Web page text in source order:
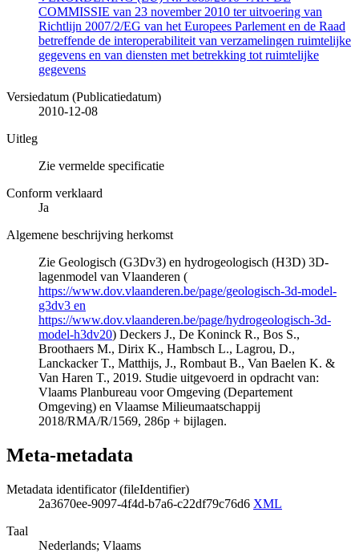
COMMISSIE van 23 november 2010 ter uitvoering van
Richtlijn 2007/2/EG van het Europees Parlement en de Raad
betreffende de interoperabiliteit van verzamelingen ruimtelijke
gegevens en van diensten met betrekking tot ruimtelijke
gegevens
Versiedatum (Publicatiedatum)
2010-12-08
Uitleg
Zie vermelde specificatie
Conform verklaard
Ja
Algemene beschrijving herkomst
Zie Geologisch (G3Dv3) en hydrogeologisch (H3D) 3D-
lagenmodel van Vlaanderen (
https://www.dov.vlaanderen.be/page/geologisch-3d-model-
g3dv3 en
https://www.dov.vlaanderen.be/page/hydrogeologisch-3d-
model-h3dv20) Deckers J., De Koninck R., Bos S.,
Broothaers M., Dirix K., Hambsch L., Lagrou, D.,
Lanckacker T., Matthijs, J., Rombaut B., Van Baelen K. &
Van Haren T., 2019. Studie uitgevoerd in opdracht van:
Vlaams Planbureau voor Omgeving (Departement
Omgeving) en Vlaamse Milieumaatschappij
2018/RMA/R/1569, 286p + bijlagen.
Meta-metadata
Metadata identificator (fileIdentifier)
2a3670ee-9097-4f4d-b7a6-c22df79c76d6 XML
Taal
Nederlands; Vlaams